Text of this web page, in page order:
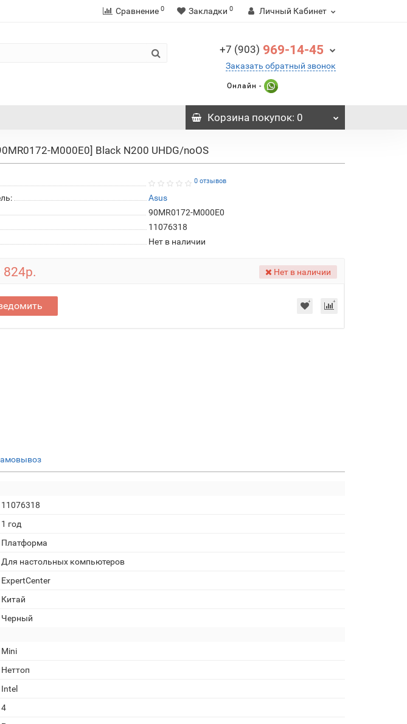
Сравнение 0 Закладки 0 Личный Кабинет
+7 (903) 969-14-45
Заказать обратный звонок
Онлайн -
Корзинапокупок: 0
M000E0] Black N200 UHDG/noOS
0 отзывов
Asus
90MR0172-M000E0
11076318
Нет в наличии
824р. Нет в наличии
11076318
1 год
Платформа
Для настольных компьютеров
ExpertCenter
Китай
Черный
Mini
Неттоп
Intel
4